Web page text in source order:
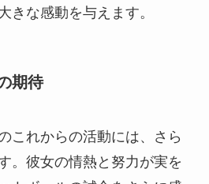
きな感動を与えます。
期待
これからの活動には、さら
。彼女の情熱と努力が実を